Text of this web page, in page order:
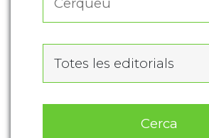
Totes les editorials
Cerca